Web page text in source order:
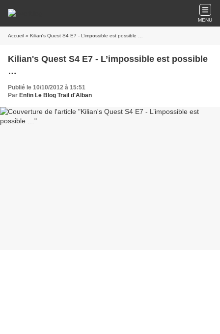
MENU
Accueil » Kilian's Quest S4 E7 - L’impossible est possible …
Kilian's Quest S4 E7 - L’impossible est possible
…
Publié le 10/10/2012 à 15:51
Par Enfin Le Blog Trail d'Alban